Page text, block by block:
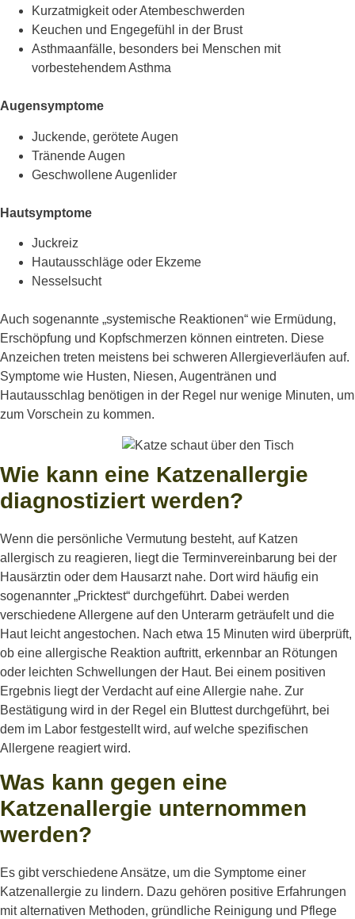
Kurzatmigkeit oder Atembeschwerden
Keuchen und Engegefühl in der Brust
Asthmaanfälle, besonders bei Menschen mit
vorbestehendem Asthma
Augensymptome
Juckende, gerötete Augen
Tränende Augen
Geschwollene Augenlider
Hautsymptome
Juckreiz
Hautausschläge oder Ekzeme
Nesselsucht
Auch sogenannte „systemische Reaktionen“ wie Ermüdung,
Erschöpfung und Kopfschmerzen können eintreten. Diese
Anzeichen treten meistens bei schweren Allergieverläufen auf.
Symptome wie Husten, Niesen, Augentränen und
Hautausschlag benötigen in der Regel nur wenige Minuten, um
zum Vorschein zu kommen.
Wie kann eine Katzenallergie
diagnostiziert werden?
Wenn die persönliche Vermutung besteht, auf Katzen
allergisch zu reagieren, liegtdie Terminvereinbarung bei der
Hausärztin oder dem Hausarzt nahe. Dortwird häufig ein
sogenannter „Pricktest“ durchgeführt. Dabei werden
verschiedeneAllergene auf den Unterarm geträufeltund die
Haut leicht angestochen. Nach etwa 15 Minuten wird überprüft,
ob eine allergische Reaktion auftritt, erkennbar an Rötungen
oder leichten Schwellungen der Haut. Bei einem positiven
Ergebnis liegtder VerdachtaufeineAllergie nahe. Zur
Bestätigung wird in der Regel ein Bluttest durchgeführt, bei
dem im Labor festgestellt wird, aufwelche spezifischen
Allergene reagiert wird.
Was kann gegen eine
Katzenallergie unternommen
werden?
Es gibt verschiedene Ansätze, um die Symptome einer
Katzenallergie zu lindern. Dazu gehören positive Erfahrungen
mit alternativen Methoden, gründliche Reinigung und Pflege